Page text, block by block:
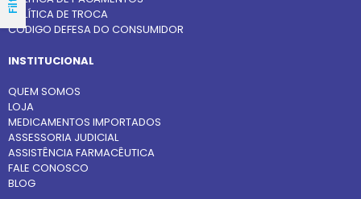
POLÍTICA DE TROCA
CÓDIGO DEFESA DO CONSUMIDOR
INSTITUCIONAL
QUEM SOMOS
LOJA
MEDICAMENTOS IMPORTADOS
ASSESSORIA JUDICIAL
ASSISTÊNCIA FARMACÊUTICA
FALE CONOSCO
BLOG